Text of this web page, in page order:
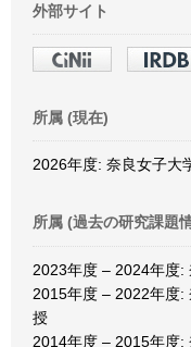
外部サイト
所属 (現在)
2026年度: 奈良女子大
所属 (過去の研究課題
2023年度 – 2024年度:
2015年度 – 2022年度:
授
2014年度 – 2015年度: